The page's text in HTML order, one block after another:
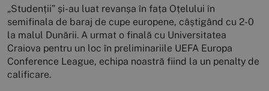
„Studenții” și-au luat revanșa în fața Oțelului în
semifinala de baraj de cupe europene, câștigând cu 2-0
la malul Dunării. A urmat o finală cu Universitatea
Craiova pentru un loc în preliminariile UEFA Europa
Conference League, echipa noastră fiind la un penalty de
calificare.